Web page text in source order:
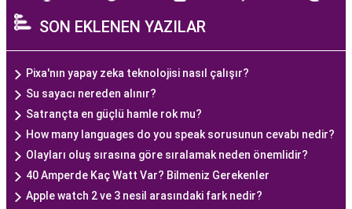
SON EKLENEN YAZILAR
Pixa'nın yapay zeka teknolojisi nasıl çalışır?
Su sayacı nereden alınır?
Satrançta en güçlü hamle rok mu?
How many languages do you speak sorusunun cevabı nedir?
Olayları oluş sırasına göre sıralamak neden önemlidir?
40 Amperde Kaç Watt Var? Bilmeniz Gerekenler
Apple watch 2 ve 3 nesil arasındaki fark nedir?